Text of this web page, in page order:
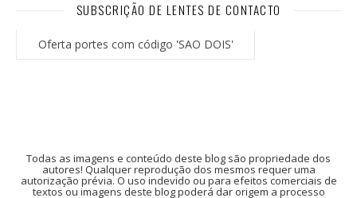
SUBSCRIÇÃO DE LENTES DE CONTACTO
Oferta portes com código 'SAO DOIS'
Todas as imagens e conteúdo deste blog são propriedade dos
autores! Qualquer reprodução dos mesmos requer uma
autorização prévia. O uso indevido ou para efeitos comerciais de
textos ou imagens deste blog poderá dar origem a processo